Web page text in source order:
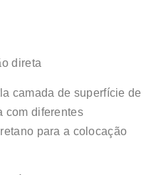
direta
camada de superfície de
com diferentes
para a colocação